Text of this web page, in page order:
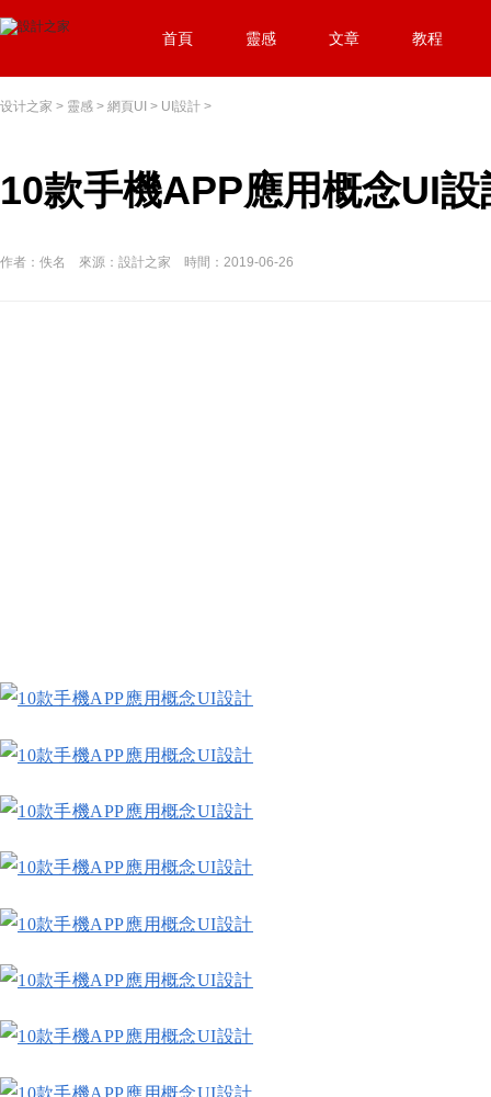
首頁 靈感 文章 教程
设计之家 > 靈感 > 網頁UI > UI設計 >
10款手機APP應用概念UI設
作者：佚名 來源：設計之家 時間：2019-06-26